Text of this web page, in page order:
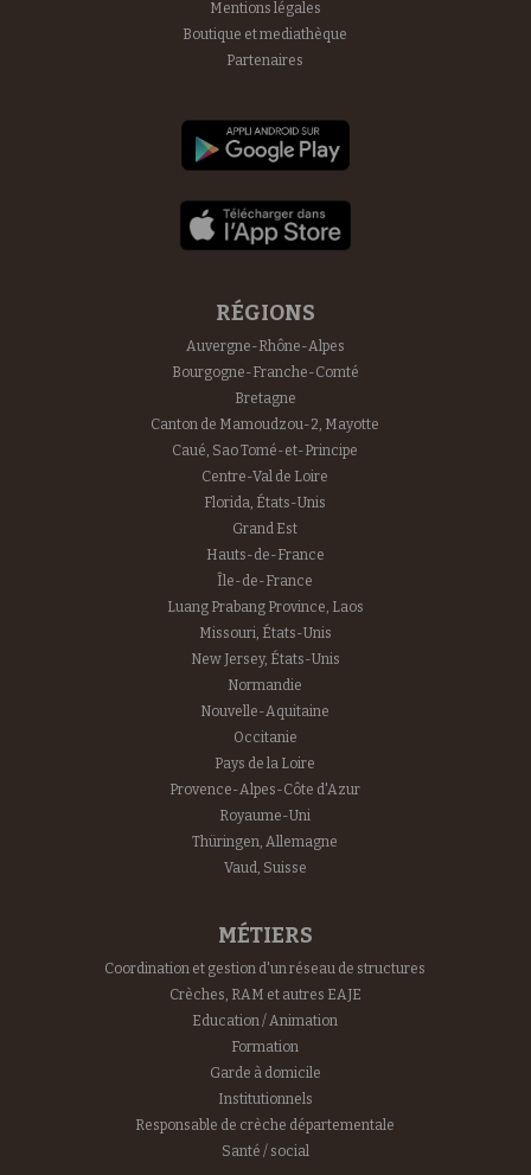
Mentions légales
Boutique et mediathèque
Partenaires
RÉGIONS
Auvergne-Rhône-Alpes
Bourgogne-Franche-Comté
Bretagne
Canton de Mamoudzou-2, Mayotte
Caué, Sao Tomé-et-Principe
Centre-Val de Loire
Florida, États-Unis
Grand Est
Hauts-de-France
Île-de-France
Luang Prabang Province, Laos
Missouri, États-Unis
New Jersey, États-Unis
Normandie
Nouvelle-Aquitaine
Occitanie
Pays de la Loire
Provence-Alpes-Côte d'Azur
Royaume-Uni
Thüringen, Allemagne
Vaud, Suisse
MÉTIERS
Coordination et gestion d'un réseau de structures
Crèches, RAM et autres EAJE
Education / Animation
Formation
Garde à domicile
Institutionnels
Responsable de crèche départementale
Santé / social